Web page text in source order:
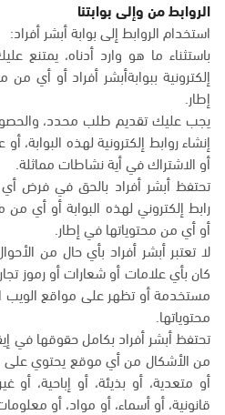
الروابط من وإلى بوابتنا
استخدام الروابط إلى بوابة أبشر أفراد:
باستثناء ما هو وارد أدناه، يمتنع
إلكترونية ببوابةأبشر أفراد أو أي
إطار.
يجب عليك تقديم طلب محدد،
إنشاء روابط إلكترونية لهذه
أو الاشتراك في أية نشاطات مماثلة.
تحتفظ أبشر أفراد بالحق في فرض
رابط إلكتروني لهذه البوابة أو أي من
أو أي من محتوياتها في إطار.
لا تعتبر أبشر أفراد بأي حال من
كان بأي علامات أو شعارات أو رموز
مستخدمة أو تظهر على مواقع الويب
محتوياتها.
تحتفظ أبشر أفراد بكامل حقوقها في
من الأشكال من أي موقع يحتوي على
أو متعدية، أو بذيئة، أو إباحية، أو
قانونية، أو أسماء، أو مواد، أو